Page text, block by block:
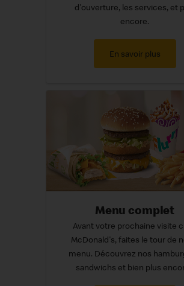
d'ouverture, les services, et
encore.
En savoir plus
Menu complet
Avant votre prochaine visite
McDonald's, faites le tour de
menu. Découvrez nos
sandwichs et bien plus